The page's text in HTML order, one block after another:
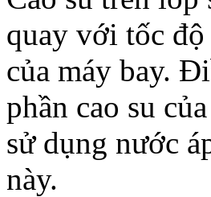
quay với tốc
của máy bay.
phần cao su
sử dụng nước
này.